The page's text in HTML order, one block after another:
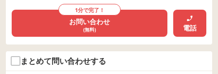
1分で完了！
お問い合わせ
(無料) 電話
まとめて問い合わせする